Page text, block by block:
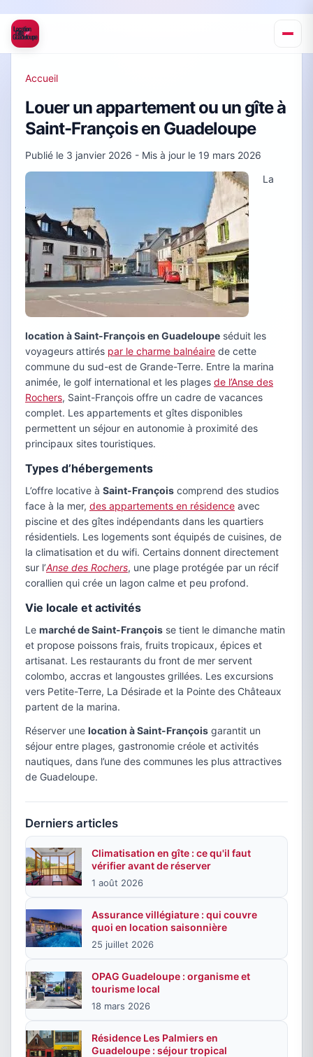
Accueil
Louer un appartement ou un gîte à
Saint-François en Guadeloupe
Publié le 3 janvier 2026 - Mis à jour le 19 mars 2026
La
location à Saint-François en Guadeloupe séduit les
voyageurs attirés par le charme balnéaire de cette
commune du sud-est de Grande-Terre. Entre la marina
animée, le golf international et les plages de l’Anse des
Rochers, Saint-François offre un cadre de vacances
complet. Les appartements et gîtes disponibles
permettent un séjour en autonomie à proximité des
principaux sites touristiques.
Types d’hébergements
L’offre locative à Saint-François comprend des studios
face à la mer, des appartements en résidence avec
piscine et des gîtes indépendants dans les quartiers
résidentiels. Les logements sont équipés de cuisines, de
la climatisation et du wifi. Certains donnent directement
sur l’Anse des Rochers, une plage protégée par un récif
corallien qui crée un lagon calme et peu profond.
Vie locale et activités
Le marché de Saint-François se tient le dimanche matin
et propose poissons frais, fruits tropicaux, épices et
artisanat. Les restaurants du front de mer servent
colombo, accras et langoustes grillées. Les excursions
vers Petite-Terre, La Désirade et la Pointe des Châteaux
partent de la marina.
Réserver une location à Saint-François garantit un
séjour entre plages, gastronomie créole et activités
nautiques, dans l’une des communes les plus attractives
de Guadeloupe.
Derniers articles
Climatisation en gîte : ce qu'il faut
vérifier avant de réserver
1 août 2026
Assurance villégiature : qui couvre
quoi en location saisonnière
25 juillet 2026
OPAG Guadeloupe : organisme et
tourisme local
18 mars 2026
Résidence Les Palmiers en
Guadeloupe : séjour tropical